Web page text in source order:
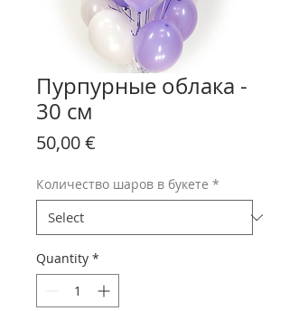
Пурпурные облака -
30 см
50,00 €
Количество шаров в букете *
Quantity *